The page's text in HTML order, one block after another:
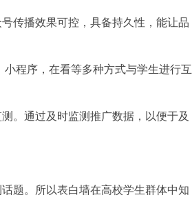
传播效果可控，具备持久性，能让品
程序，在看等多种方式与学生进行互
。通过及时监测推广数据，以便于及
题。所以表白墙在高校学生群体中知